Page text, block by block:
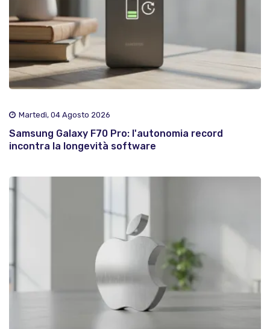
Martedì, 04 Agosto 2026
Samsung Galaxy F70 Pro: l'autonomia record
incontra la longevità software